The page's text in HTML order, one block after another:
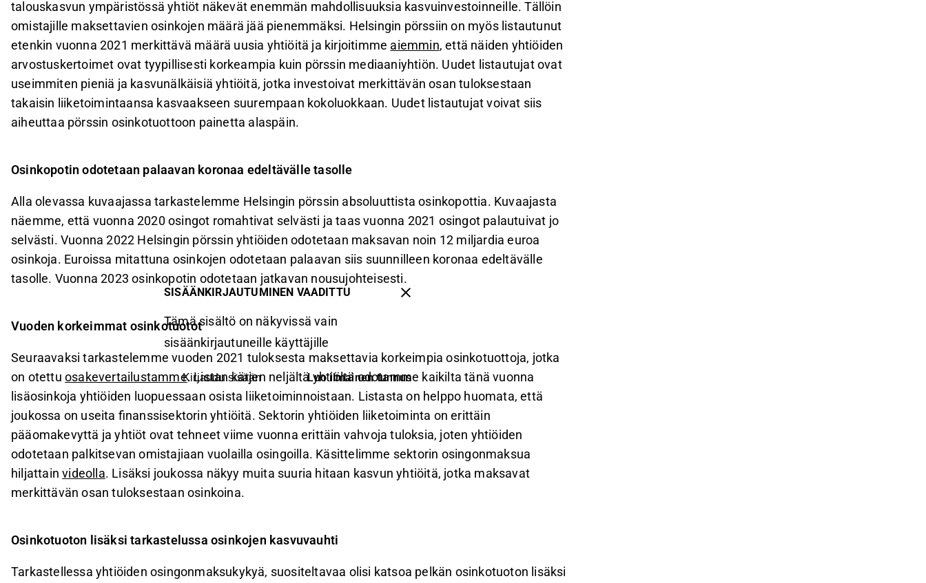
talouskasvun ympäristössä yhtiöt näkevät enemmän mahdollisuuksia kasvuinvestoinneille. Tällöin
omistajille maksettavien osinkojen määrä jää pienemmäksi. Helsingin pörssiin on myös listautunut
etenkin vuonna 2021 merkittävä määrä uusia yhtiöitä ja kirjoitimme aiemmin, että näiden yhtiöiden
arvostuskertoimet ovat tyypillisesti korkeampia kuin pörssin mediaaniyhtiön. Uudet listautujat ovat
useimmiten pieniä ja kasvunälkäisiä yhtiöitä, jotka investoivat merkittävän osan tuloksestaan
takaisin liiketoimintaansa kasvaakseen suurempaan kokoluokkaan. Uudet listautujat voivat siis
aiheuttaa pörssin osinkotuottoon painetta alaspäin.
Osinkopotin odotetaan palaavan koronaa edeltävälle tasolle
Alla olevassa kuvaajassa tarkastelemme Helsingin pörssin absoluuttista osinkopottia. Kuvaajasta
näemme, että vuonna 2020 osingot romahtivat selvästi ja taas vuonna 2021 osingot palautuivat jo
selvästi. Vuonna 2022 Helsingin pörssin yhtiöiden odotetaan maksavan noin 12 miljardia euroa
osinkoja. Euroissa mitattuna osinkojen odotetaan palaavan siis suunnilleen koronaa edeltävälle
tasolle. Vuonna 2023 osinkopotin odotetaan jatkavan nousujohteisesti.
Vuoden korkeimmat osinkotuotot
Seuraavaksi tarkastelemme vuoden 2021 tuloksesta maksettavia korkeimpia osinkotuottoja, jotka
on otettu osakevertailustamme. Listan kärjen neljältä yhtiöltä odotamme kaikilta tänä vuonna
lisäosinkoja yhtiöiden luopuessaan osista liiketoiminnoistaan. Listasta on helppo huomata, että
joukossa on useita finanssisektorin yhtiöitä. Sektorin yhtiöiden liiketoiminta on erittäin
pääomakevyttä ja yhtiöt ovat tehneet viime vuonna erittäin vahvoja tuloksia, joten yhtiöiden
odotetaan palkitsevan omistajiaan vuolailla osingoilla. Käsittelimme sektorin osingonmaksua
hiljattainvideolla. Lisäksi joukossa näkyy muita suuria hitaan kasvun yhtiöitä, jotka maksavat
merkittävän osan tuloksestaan osinkoina.
Osinkotuoton lisäksi tarkastelussa osinkojen kasvuvauhti
Tarkastellessa yhtiöiden osingonmaksukykyä, suositeltavaa olisi katsoa pelkän osinkotuoton lisäksi
SISÄÄNKIRJAUTUMINEN VAADITTU
Tämä sisältö on näkyvissä vain
sisäänkirjautuneille käyttäjille
Kirjaudu sisään Luo ilmainen tunnus